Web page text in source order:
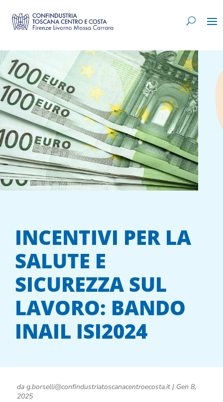
INCENTIVI PER LA
SALUTE E
SICUREZZA SUL
LAVORO: BANDO
INAIL ISI2024
da g.borselli@confindustriatoscanacentroecosta.it| Gen 8,
2025